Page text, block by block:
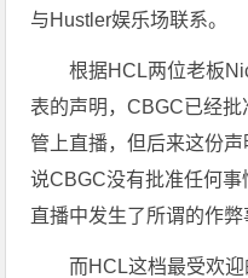
与Hustler娱乐场联系。
根据HCL两位老板
表的声明，CBGC已经
管上直播，但后来这份
说CBGC没有批准任何
直播中发生了所谓的作弊
而HCL这档最受欢